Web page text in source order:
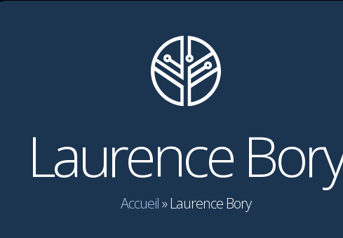
Laurence
Accueil»Laurence Bory